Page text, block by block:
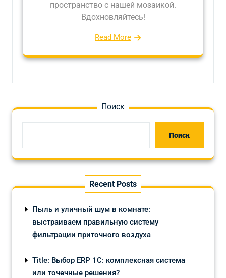
пространство с нашей мозаикой.
Вдохновляйтесь!
Read More
Поиск
Поиск
Recent Posts
Пыль и уличный шум в комнате:
выстраиваем правильную систему
фильтрации приточного воздуха
Title: Выбор ERP 1С: комплексная система
или точечные решения?